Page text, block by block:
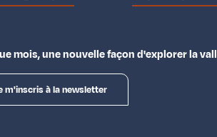
mois, une nouvelle façon d'explorer la
m'inscris à la newsletter